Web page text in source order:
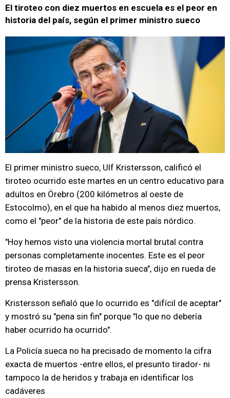
El tiroteo con diez muertos en escuela es el peor en
historia del país, según el primer ministro sueco
El primer ministro sueco, Ulf Kristersson, calificó el
tiroteo ocurrido este martes en un centro educativo para
adultos en Örebro (200 kilómetros al oeste de
Estocolmo), en el que ha habido al menos diez muertos,
como el "peor" de la historia de este país nórdico.
"Hoy hemos visto una violencia mortal brutal contra
personas completamente inocentes. Este es el peor
tiroteo de masas en la historia sueca", dijo en rueda de
prensa Kristersson.
Kristersson señaló que lo ocurrido es "difícil de aceptar"
y mostró su "pena sin fin" porque "lo que no debería
haber ocurrido ha ocurrido".
La Policía sueca no ha precisado de momento la cifra
exacta de muertos -entre ellos, el presunto tirador- ni
tampoco la de heridos y trabaja en identificar los
cadáveres